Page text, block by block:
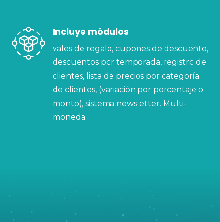
Incluye módulos
vales de regalo, cupones de descuento,
descuentos por temporada, registro de
clientes, lista de precios por categoría
de clientes, (variación por porcentaje o
monto), sistema newsletter. Multi-
moneda